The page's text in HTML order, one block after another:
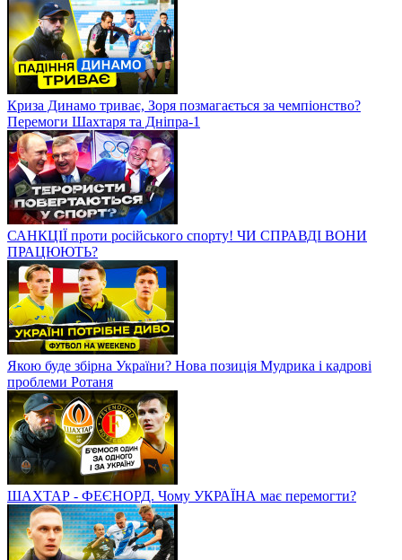
Криза Динамо триває, Зоря позмагається за чемпіонство?
Перемоги Шахтаря та Дніпра-1
САНКЦІЇ проти російського спорту! ЧИ СПРАВДІ ВОНИ
ПРАЦЮЮТЬ?
Якою буде збірна України? Нова позиція Мудрика і кадрові
проблеми Ротаня
ШАХТАР - ФЕЄНОРД. Чому УКРАЇНА має перемогти?